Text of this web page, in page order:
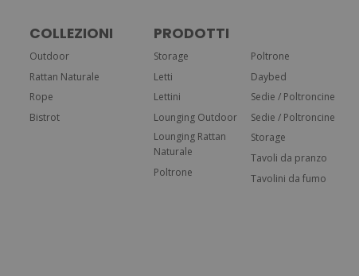
COLLEZIONI
Outdoor
Rattan Naturale
Rope
Bistrot
PRODOTTI
Storage
Letti
Lettini
Lounging Outdoor
Lounging Rattan
Naturale
Poltrone
Poltrone
Daybed
Sedie / Poltroncine
Sedie / Poltroncine
Storage
Tavoli da pranzo
Tavolini da fumo